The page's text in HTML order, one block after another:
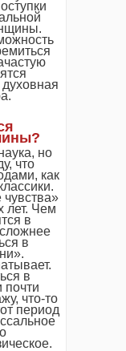
но
что
как
чувства»
лет. Чем
в
в
в
почти
что-то
период